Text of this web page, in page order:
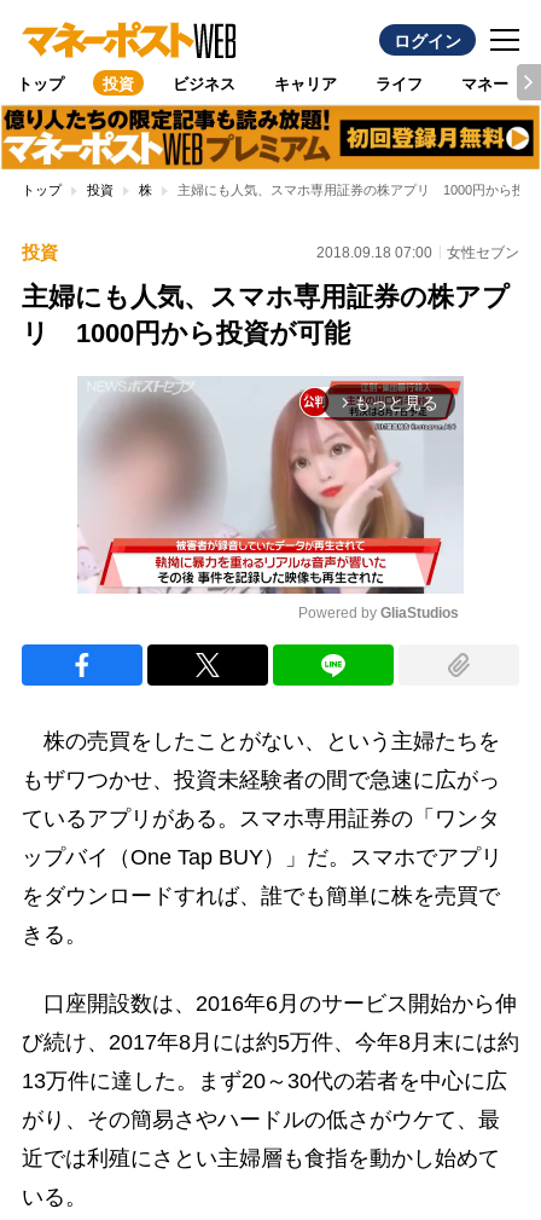
ログイン
トップ 投資 ビジネス キャリア ライフ マネー
トップ 投資 株 主婦にも人気、スマホ専用証券の株アプリ 1000円から投資
投資 2018.09.18 07:00 女性セブン
主婦にも人気、スマホ専用証券の株アプ
リ 1000円から投資が可能
arrow_forward_ios もっと見る
Powered by GliaStudios
株の売買をしたことがない、という主婦たちを
もザワつかせ、投資未経験者の間で急速に広がっ
ているアプリがある。スマホ専用証券の「ワンタ
ップバイ（One Tap BUY）」だ。スマホでアプリ
をダウンロードすれば、誰でも簡単に株を売買で
きる。
口座開設数は、2016年6月のサービス開始から伸
び続け、2017年8月には約5万件、今年8月末には約
13万件に達した。まず20～30代の若者を中心に広
がり、その簡易さやハードルの低さがウケて、最
近では利殖にさとい主婦層も食指を動かし始めて
いる。